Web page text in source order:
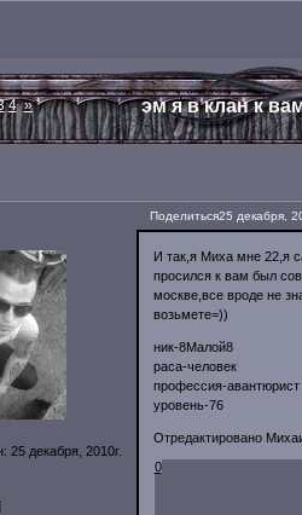
эм я в клан к
4 »
Поделиться25 декабря,
: 25 декабря, 2010г.
И так,я Миха мне 22,я
просился к вам был
москве,все вроде не
возьмете=))
ник-8Малой8
раса-человек
профессия-авантюрист
уровень-76
Отредактировано
0